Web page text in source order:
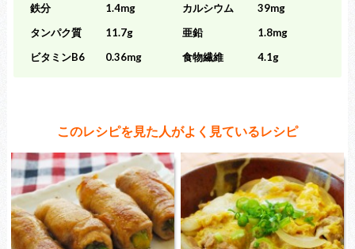
鉄分
1.4mg カルシウム
39mg
タンパク質
11.7g 亜鉛
1.8mg
ビタミンB6
0.36mg 食物繊維 4.1g
このレシピを見た人がよく見ているレシピ